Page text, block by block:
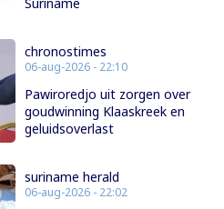
chronostimes
06-aug-2026 - 22:10
Pawiroredjo uit zorgen over
goudwinning Klaaskreek en
geluidsoverlast
suriname herald
06-aug-2026 - 22:02